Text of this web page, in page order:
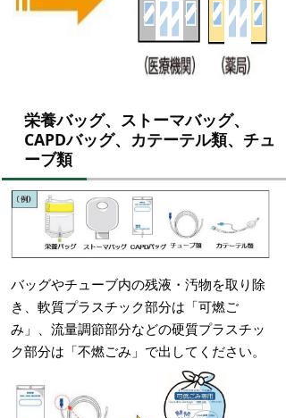
栄養バッグ、ストーマバッグ、
CAPDバッグ、カテーテル類、チュ
ーブ類
バッグやチューブ内の残液・汚物を取り除
き、軟質プラスチック部分は「可燃ご
み」、流量調節部分などの硬質プラスチッ
ク部分は「不燃ごみ」で出してください。